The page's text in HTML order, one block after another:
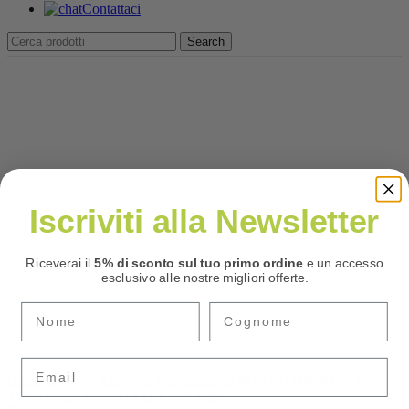
Contattaci
Search
Clicca per ingrandire
HomeDECORAZIONE
TONDO IN METALLO JOSY H52
Iscriviti alla Newsletter
Riceverai il5% di sconto sul tuo primo ordine e un accesso
esclusivo alle nostre migliori offerte.
Email